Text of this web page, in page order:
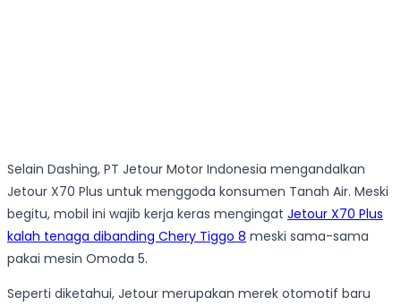
Selain Dashing, PT Jetour Motor Indonesia mengandalkan
Jetour X70 Plus untuk menggoda konsumen Tanah Air. Meski
begitu, mobil ini wajib kerja keras mengingat Jetour X70 Plus
kalah tenaga dibanding Chery Tiggo 8 meski sama-sama
pakai mesin Omoda 5.
Seperti diketahui, Jetour merupakan merek otomotif baru